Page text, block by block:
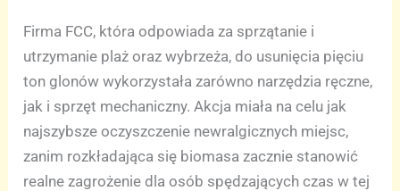
Firma FCC, która odpowiada za sprzątanie i
utrzymanie plaż oraz wybrzeża, do usunięcia pięciu
ton glonów wykorzystała zarówno narzędzia ręczne,
jak i sprzęt mechaniczny. Akcja miała na celu jak
najszybsze oczyszczenie newralgicznych miejsc,
zanim rozkładająca się biomasa zacznie stanowić
realne zagrożenie dla osób spędzających czas w tej